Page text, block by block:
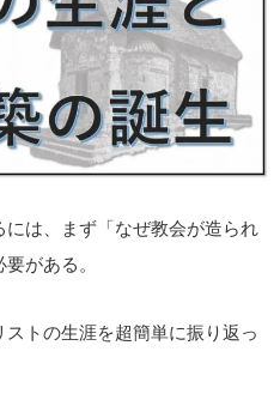
は、まず「なぜ教会が造られ
がある。
トの生涯を超簡単に振り返っ